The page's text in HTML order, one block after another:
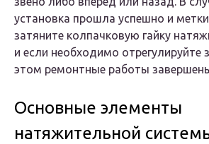
установка прошла успешно и
затяните колпачковую гайку
и если необходимо отрегулируйте
этом ремонтные работы
Основные элементы
натяжительной